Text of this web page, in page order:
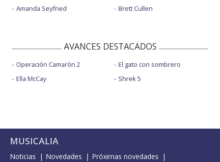
Amanda Seyfried
Brett Cullen
AVANCES DESTACADOS
Operación Camarón 2
Ella McCay
El gato con sombrero
Shrek 5
MUSICALIA
Noticias Novedades
Próximas novedades